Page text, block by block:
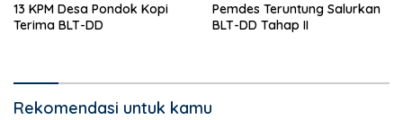
13 KPM Desa Pondok Kopi
Terima BLT-DD
Pemdes Teruntung Salurkan
BLT-DD Tahap II
Rekomendasi untuk kamu